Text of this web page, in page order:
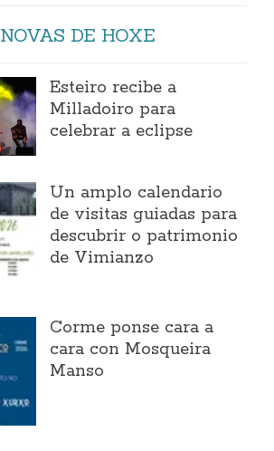
NOVAS DE HOXE
Esteiro recibe a
Milladoiro para
celebrar a eclipse
Un amplo calendario
de visitas guiadas para
descubrir o patrimonio
de Vimianzo
Corme ponse cara a
cara con Mosqueira
Manso